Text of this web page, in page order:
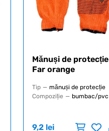
Mănuși de protecție
Far orange
Tip — mănuși de protecție
Compoziție — bumbac/pvc
9,2 lei